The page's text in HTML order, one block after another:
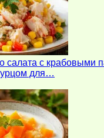
салата с крабовыми
для…